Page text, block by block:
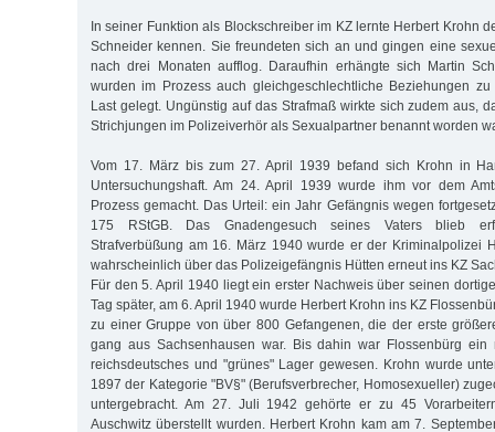
In seiner Funktion als Blockschreiber im KZ lernte Herbert Krohn
Schneider kennen. Sie freundeten sich an und gingen eine
nach drei Monaten aufflog. Daraufhin erhängte sich Martin
wurden im Prozess auch gleichgeschlechtliche Beziehungen
Last gelegt. Ungünstig auf das Strafmaß wirkte sich zudem aus,
Strichjungen im Polizeiverhör als Sexualpartner benannt worden
Vom 17. März bis zum 27. April 1939 befand sich Krohn in
Untersuchungshaft. Am 24. April 1939 wurde ihm vor dem
Prozess gemacht. Das Urteil: ein Jahr Gefängnis wegen
175 RStGB. Das Gnadengesuch seines Vaters blieb
Strafverbüßung am 16. März 1940 wurde er der Kriminalpolizei
wahrscheinlich über das Polizeigefängnis Hütten erneut ins KZ
Für den 5. April 1940 liegt ein erster Nachweis über seinen
Tag später, am 6. April 1940 wurde Herbert Krohn ins KZ
zu einer Gruppe von über 800 Gefangenen, die der erste
gang aus Sachsenhausen war. Bis dahin war Flossenbürg ein
reichsdeutsches und "grünes" Lager gewesen. Krohn wurde
1897 der Kategorie "BV§" (Berufsverbrecher, Homosexueller)
untergebracht. Am 27. Juli 1942 gehörte er zu 45
Auschwitz überstellt wurden. Herbert Krohn kam am 7.